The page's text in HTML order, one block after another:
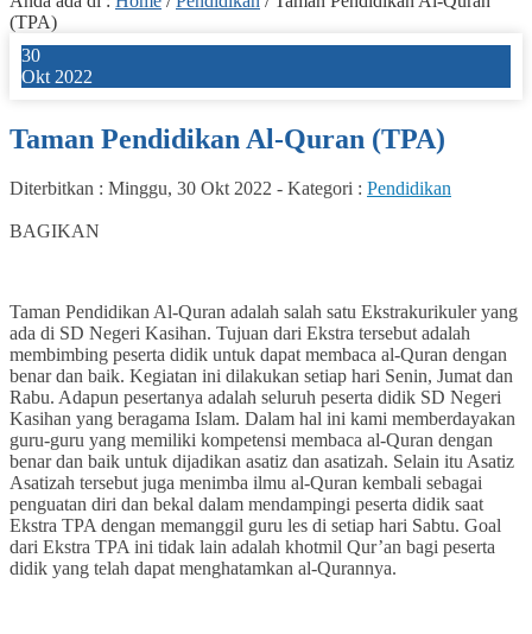
(TPA)
30
Okt 2022
Taman Pendidikan Al-Quran (TPA)
Diterbitkan : Minggu, 30 Okt 2022 - Kategori : Pendidikan
BAGIKAN
Taman Pendidikan Al-Quran adalah salah satu Ekstrakurikuler yang
ada di SD Negeri Kasihan. Tujuan dari Ekstra tersebut adalah
membimbing peserta didik untuk dapat membaca al-Quran dengan
benar dan baik. Kegiatan ini dilakukan setiap hari Senin, Jumat dan
Rabu. Adapun pesertanya adalah seluruh peserta didik SD Negeri
Kasihan yang beragama Islam. Dalam hal ini kami memberdayakan
guru-guru yang memiliki kompetensi membaca al-Quran dengan
benar dan baik untuk dijadikan asatiz dan asatizah. Selain itu Asatiz
Asatizah tersebut juga menimba ilmu al-Quran kembali sebagai
penguatan diri dan bekal dalam mendampingi peserta didik saat
Ekstra TPA dengan memanggil guru les di setiap hari Sabtu. Goal
dari Ekstra TPA ini tidak lain adalah khotmil Qur’an bagi peserta
didik yang telah dapat menghatamkan al-Qurannya.